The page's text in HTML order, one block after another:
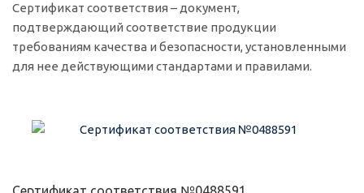
Сертификат соответствия – документ,
подтверждающий соответствие продукции
требованиям качества и безопасности, установленными
для нее действующими стандартами и правилами.